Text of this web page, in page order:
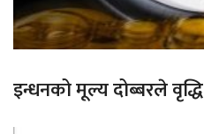
इन्धनको मूल्य दोब्बरले वृद्धि